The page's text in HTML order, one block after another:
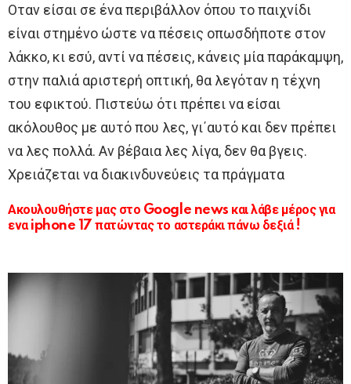
Οταν είσαι σε ένα περιβάλλον όπου το παιχνίδι
είναι στημένο ώστε να πέσεις οπωσδήποτε στον
λάκκο, κι εσύ, αντί να πέσεις, κάνεις μία παράκαμψη,
στην παλιά αριστερή οπτική, θα λεγόταν η τέχνη
του εφικτού. Πιστεύω ότι πρέπει να είσαι
ακόλουθος με αυτό που λες, γι΄αυτό και δεν πρέπει
να λες πολλά. Αν βέβαια λες λίγα, δεν θα βγεις.
Χρειάζεται να διακινδυνεύεις τα πράγματα
Ακουλουθήστε μας στο Google news και λάβε μέρος για
ενα iphone 17 πατώντας το αστεράκι πάνω δεξιά !